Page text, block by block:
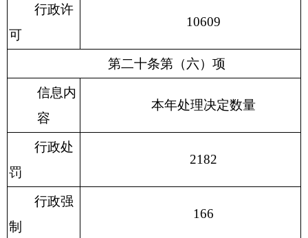
行政许
可
10609
第二十条第（六）项
信息内
容
本年处理决定数量
行政处
罚
2182
行政强
制
166